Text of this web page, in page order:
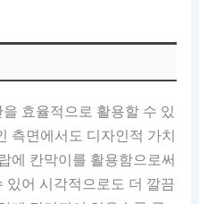
효율적으로 활용할 수 있
측면에서도 디자인적 가치
에 칸막이를 활용함으로써
있어 시각적으로도 더 깔끔